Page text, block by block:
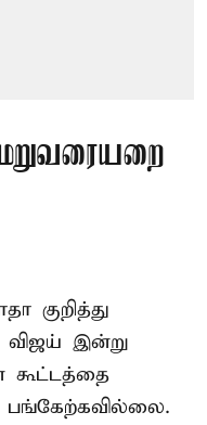
குறித்து
விஜய் இன்று
கூட்டத்தை
பங்கேற்கவில்லை.